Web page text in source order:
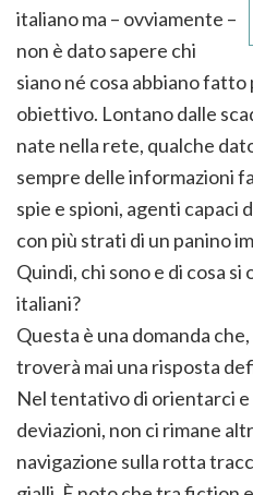
italiano ma – ovviamente –
non è dato sapere chi
siano né cosa abbiano
obiettivo. Lontano dalle
nate nella rete, qualche
sempre delle informazioni
spie e spioni, agenti capaci
con più strati di un panino
Quindi, chi sono e di cosa
italiani?
Questa è una domanda
troverà mai una risposta
Nel tentativo di orientarci
deviazioni, non ci rimane
navigazione sulla rotta